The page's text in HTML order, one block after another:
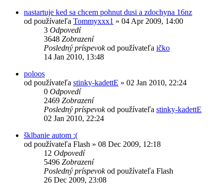
nastartuje ked sa chcem pohnut dusi a zdochyna 16nz
od používateľa Tommyxxx1 » 04 Apr 2009, 14:00
3 Odpovedí
3648 Zobrazení
Posledný príspevokod používateľa ičko
14 Jan 2010, 13:48
poloos
od používateľa stinky-kadettE » 02 Jan 2010, 22:24
0 Odpovedí
2469 Zobrazení
Posledný príspevokod používateľa stinky-kadettE
02 Jan 2010, 22:24
šklbanie autom :(
od používateľa Flash » 08 Dec 2009, 12:18
12 Odpovedí
5496 Zobrazení
Posledný príspevokod používateľa Flash
26 Dec 2009, 23:08